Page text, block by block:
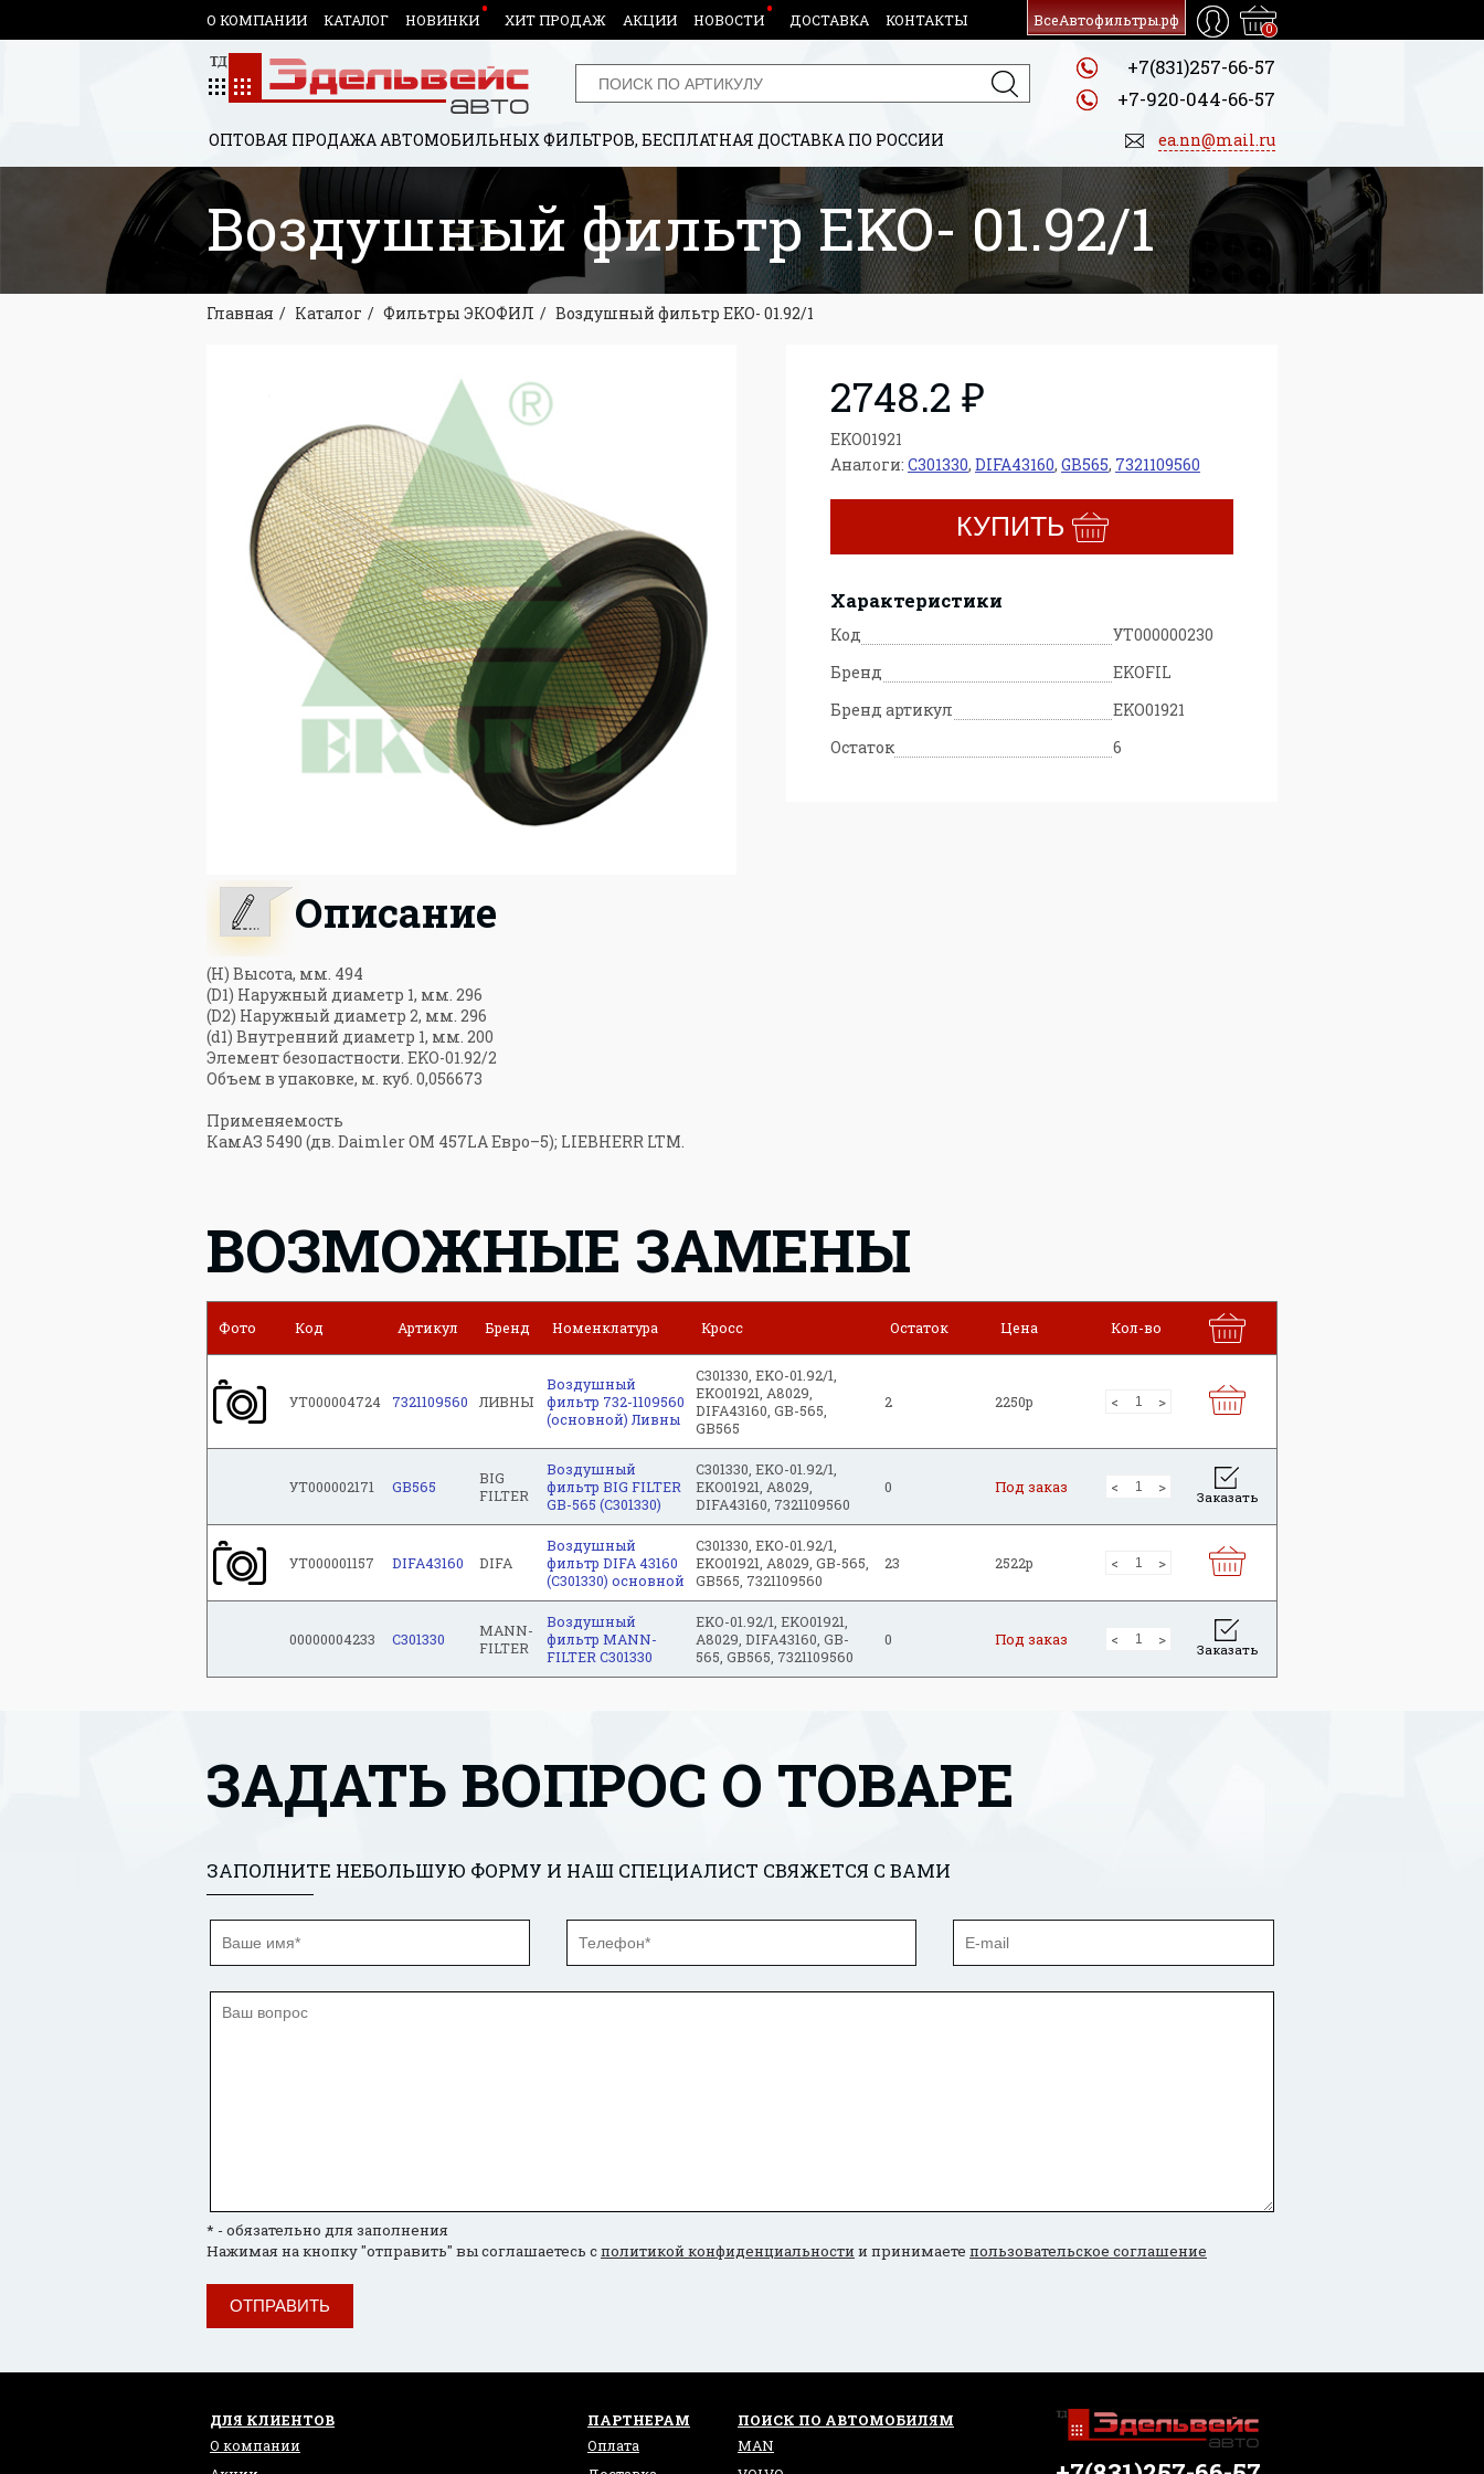
О КОМПАНИИ КАТАЛОГ НОВИНКИ ХИТ ПРОДАЖ АКЦИИ НОВОСТИ ДОСТАВКА КОНТАКТЫ ВсеАвтофильтры.рф
0
+7(831)257-66-57
+7-920-044-66-57
ОПТОВАЯ ПРОДАЖА АВТОМОБИЛЬНЫХ ФИЛЬТРОВ, БЕСПЛАТНАЯ ДОСТАВКА ПО РОССИИ ea.nn@mail.ru
Воздушный фильтр EKO- 01.92/1
Главная Каталог Фильтры ЭКОФИЛ Воздушный фильтр EKO- 01.92/1
2748.2 ₽
EKO01921
Аналоги: C301330, DIFA43160, GB565, 7321109560
КУПИТЬ
Характеристики
Код
УТ000000230
Бренд
EKOFIL
Бренд артикул
EKO01921
Остаток
6
Описание
(H) Высота, мм. 494
(D1) Наружный диаметр 1, мм. 296
(D2) Наружный диаметр 2, мм. 296
(d1) Внутренний диаметр 1, мм. 200
Элемент безопастности. EKO-01.92/2
Объем в упаковке, м. куб. 0,056673
Применяемость
КамАЗ 5490 (дв. Daimler OM 457LA Евро–5); LIEBHERR LTM.
ВОЗМОЖНЫЕ ЗАМЕНЫ
Фото Код Артикул Бренд Номенклатура Кросс Остаток Цена Кол-во
УТ000004724 7321109560 ЛИВНЫ
Воздушный
фильтр 732-1109560
(основной) Ливны
C301330, EKO-01.92/1,
EKO01921, A8029,
DIFA43160, GB-565,
GB565
2 2250р
УТ000002171 GB565
BIG
FILTER
Воздушный
фильтр BIG FILTER
GB-565 (C301330)
C301330, EKO-01.92/1,
EKO01921, A8029,
DIFA43160, 7321109560
0 Под заказ
Заказать
УТ000001157 DIFA43160 DIFA
Воздушный
фильтр DIFA 43160
(C301330) основной
C301330, EKO-01.92/1,
EKO01921, A8029, GB-565,
GB565, 7321109560
23 2522р
00000004233 C301330
MANN-
FILTER
Воздушный
фильтр MANN-
FILTER C301330
EKO-01.92/1, EKO01921,
A8029, DIFA43160, GB-
565, GB565, 7321109560
0 Под заказ
Заказать
ЗАДАТЬ ВОПРОС О ТОВАРЕ
ЗАПОЛНИТЕ НЕБОЛЬШУЮ ФОРМУ И НАШ СПЕЦИАЛИСТ СВЯЖЕТСЯ С ВАМИ
* - обязательно для заполнения
Нажимая на кнопку "отправить" вы соглашаетесь сполитикой конфиденциальности и принимаете пользовательское соглашение
ОТПРАВИТЬ
ДЛЯ КЛИЕНТОВ
О компании
ПАРТНЕРАМ
Оплата
ПОИСК ПО АВТОМОБИЛЯМ
MAN